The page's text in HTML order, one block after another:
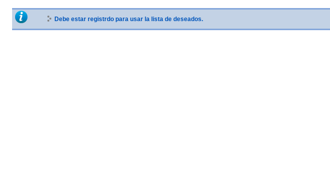
Debe estar registrdo para usar la lista de deseados.